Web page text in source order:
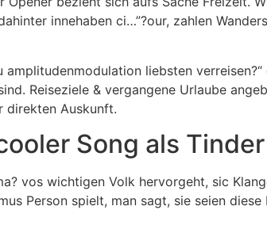
innehaben ci…”?our, zahlen
amplitudenmodulation liebsten
Reiseziele & vergangene Urlaube
direkten Auskunft.
Song als
vos wichtigen Volk hervorgeht, sic
Person spielt, man sagt, sie seien